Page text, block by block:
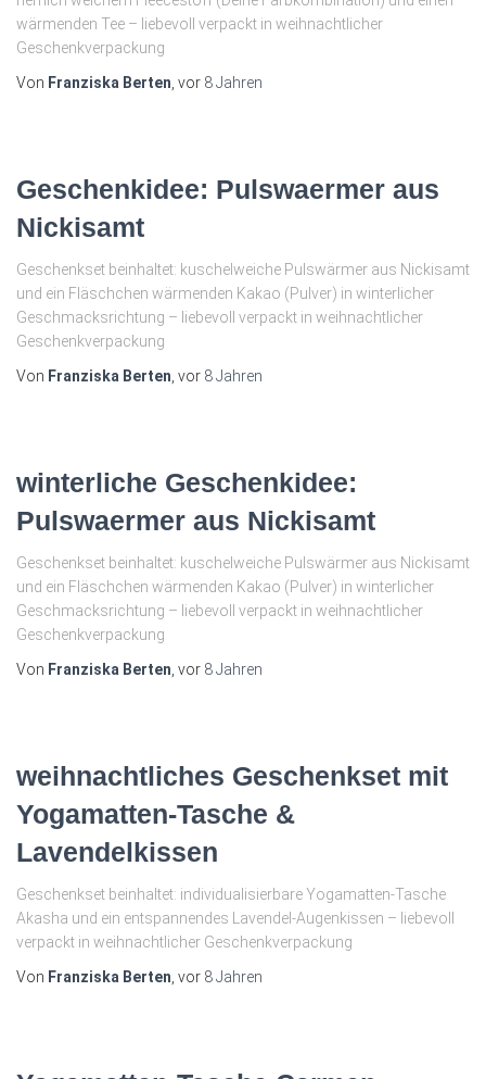
wärmenden Tee – liebevoll verpackt in weihnachtlicher
Geschenkverpackung
Von Franziska Berten , vor 8 Jahren
Geschenkidee: Pulswaermer aus
Nickisamt
Geschenkset beinhaltet: kuschelweiche Pulswärmer aus Nickisamt
und ein Fläschchen wärmenden Kakao (Pulver) in winterlicher
Geschmacksrichtung – liebevoll verpackt in weihnachtlicher
Geschenkverpackung
Von Franziska Berten , vor 8 Jahren
winterliche Geschenkidee:
Pulswaermer aus Nickisamt
Geschenkset beinhaltet: kuschelweiche Pulswärmer aus Nickisamt
und ein Fläschchen wärmenden Kakao (Pulver) in winterlicher
Geschmacksrichtung – liebevoll verpackt in weihnachtlicher
Geschenkverpackung
Von Franziska Berten , vor 8 Jahren
weihnachtliches Geschenkset mit
Yogamatten-Tasche &
Lavendelkissen
Geschenkset beinhaltet: individualisierbare Yogamatten-Tasche
Akasha und ein entspannendes Lavendel-Augenkissen – liebevoll
verpackt in weihnachtlicher Geschenkverpackung
Von Franziska Berten , vor 8 Jahren